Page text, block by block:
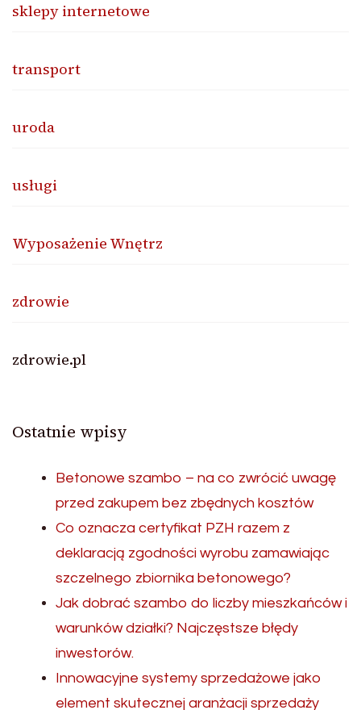
sklepy internetowe
transport
uroda
usługi
Wyposażenie Wnętrz
zdrowie
zdrowie.pl
Ostatnie wpisy
Betonowe szambo – na co zwrócić uwagę
przed zakupem bez zbędnych kosztów
Co oznacza certyfikat PZH razem z
deklaracją zgodności wyrobu zamawiając
szczelnego zbiornika betonowego?
Jak dobrać szambo do liczby mieszkańców i
warunków działki? Najczęstsze błędy
inwestorów.
Innowacyjne systemy sprzedażowe jako
element skutecznej aranżacji sprzedaży